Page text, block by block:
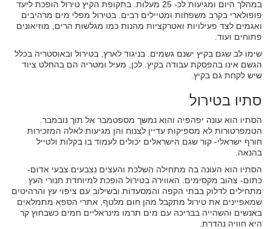
במהלך היום ומגיעות לכ- 25 מעלות. בתקופת הקיץ טירול הופכת ליעד
פופולארי בקרב משפחות ומטיילים רבים. בטירול מפלי מים מרהיבים
ואגמים לצד פעילויות ואטרקציות מהנות כמו מגלשות הרים, מוזיאונים
פתוחים ועוד.
שימו לב שגם בקיץ ישנם גשמים. בניגוד לארץ, בטירול ובאוסטריה בכלל
הגשם אינו בהפסקת עבודה בקיץ. לכן, מעיל ומטריה הם בהחלט ציוד
שיש לקחת גם בקיץ.
סתיו בטירול
הסתיו הוא עונה יפהפיה והוא נמשך מספטמבר אל תוך נובמבר.
הטמפרטורות לא מספיקות עדיין לצנוח והן מגיעות לאלה המזכירות
חורף ישראלי- קור שגם הישראלים יכולים לעמוד בו בקלות ולטייל
בהנאה.
הסתיו הוא העונה בה מתחילה השלכת והעצים נצבעים צבעי אדום-
כתום- צהוב מקסימים. האווירה בטירול הופכת למיוחדת תנורי העץ
מתחילים לדלוק בבתי הקפה והמסעדות ובשילוב עם ציפוי עץ והרהיטים
שמאפיינים את טירול מתקבל מהן חום מלטף, אתרי הספא מתמלאים
באנשים והשהייה בבריכה עם מים תרמו מינראליים חמים כשבחוץ קר
היא חוויה נהדרת.